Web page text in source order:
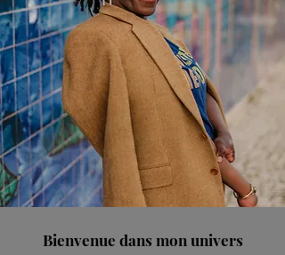
Bienvenue dans mon univers